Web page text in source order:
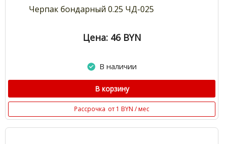
Черпак бондарный 0.25 ЧД-025
Цена: 46 BYN
В наличии
В корзину
Рассрочка от 1 BYN / мес